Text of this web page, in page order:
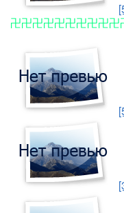
卍卍卍卍卍卍卍卍卍